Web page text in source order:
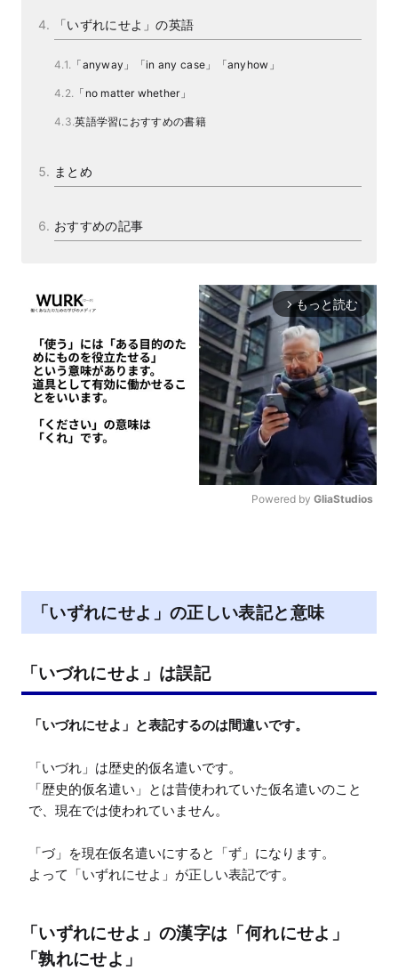
「いずれにせよ」の英語
「anyway」「in any case」「anyhow」
「no matter whether」
英語学習におすすめの書籍
まとめ
おすすめの記事
arrow_forward_ios もっと読む
Powered by GliaStudios
「いずれにせよ」の正しい表記と意味
「いづれにせよ」は誤記
「いづれにせよ」と表記するのは間違いです。
「いづれ」は歴史的仮名遣いです。
「歴史的仮名遣い」とは昔使われていた仮名遣いのこと
で、現在では使われていません。
「づ」を現在仮名遣いにすると「ず」になります。
よって「いずれにせよ」が正しい表記です。
「いずれにせよ」の漢字は「何れにせよ」
「孰れにせよ」